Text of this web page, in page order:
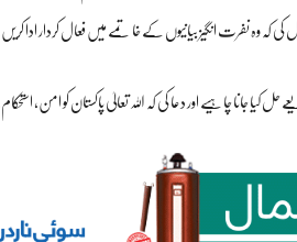
کہ وہ نفرت انگیز بیانیوں کے خاتمے میں فعال کردار ادا
چاہیے اور دعا کی کہ اللہ تعالیٰ پاکستان کو امن، استحکام،